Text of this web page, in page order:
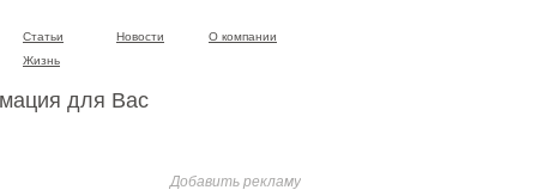
Статьи Новости
О компании
Жизнь
для Вас
Добавить рекламу